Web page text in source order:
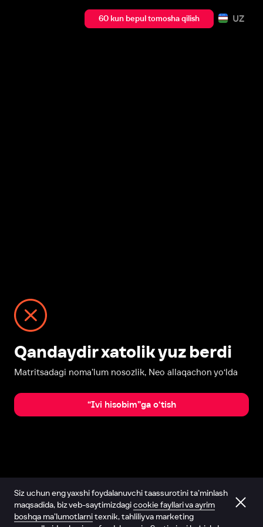
60 kun bepul tomosha qilish UZ
Qandaydir xatolik yuz berdi
Matritsadagi noma’lum nosozlik, Neo allaqachon yo‘lda
“Ivi hisobim”ga o‘tish
Siz uchun eng yaxshi foydalanuvchi taassurotini ta’minlash
maqsadida, biz veb-saytimizdagicookie fayllari va ayrim
boshqa ma’lumotlarnitexnik, tahliliy va marketing